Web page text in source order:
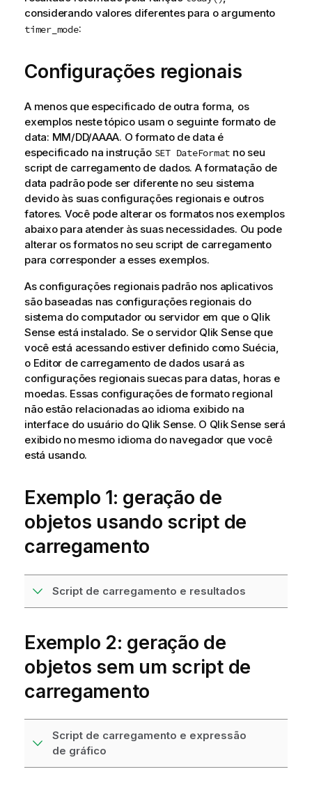
considerando valores diferentes para o argumento
timer_mode:
Configurações regionais
A menos que especificado de outra forma, os
exemplos neste tópico usam o seguinte formato de
data: MM/DD/AAAA. O formato de data é
especificado na instrução SET DateFormat no seu
script de carregamento de dados. A formatação de
data padrão pode ser diferente no seu sistema
devido às suas configurações regionais e outros
fatores. Você pode alterar os formatos nos exemplos
abaixo para atender às suas necessidades. Ou pode
alterar os formatos no seu script de carregamento
para corresponder a esses exemplos.
As configurações regionais padrão nos aplicativos
são baseadas nas configurações regionais do
sistema do computador ou servidor em que o Qlik
Senseestá instalado. Se o servidor Qlik Senseque
você está acessando estiver definido como Suécia,
o Editor de carregamento de dados usará as
configurações regionais suecas para datas, horas e
moedas. Essas configurações de formato regional
não estão relacionadas ao idioma exibido na
interface do usuário do Qlik Sense. O Qlik Sense será
exibido no mesmo idioma do navegador que você
está usando.
Exemplo 1: geração de
objetos usando script de
carregamento
Script de carregamento e resultados
Exemplo 2: geração de
objetos sem um script de
carregamento
Script de carregamento e expressão
de gráfico